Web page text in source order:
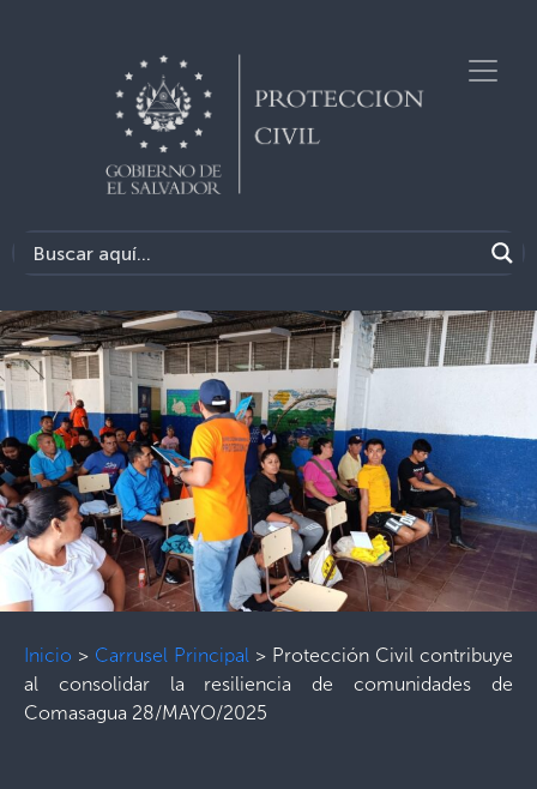
Inicio > Carrusel Principal > Protección Civil contribuye
al consolidar la resiliencia de comunidades de
Comasagua 28/MAYO/2025